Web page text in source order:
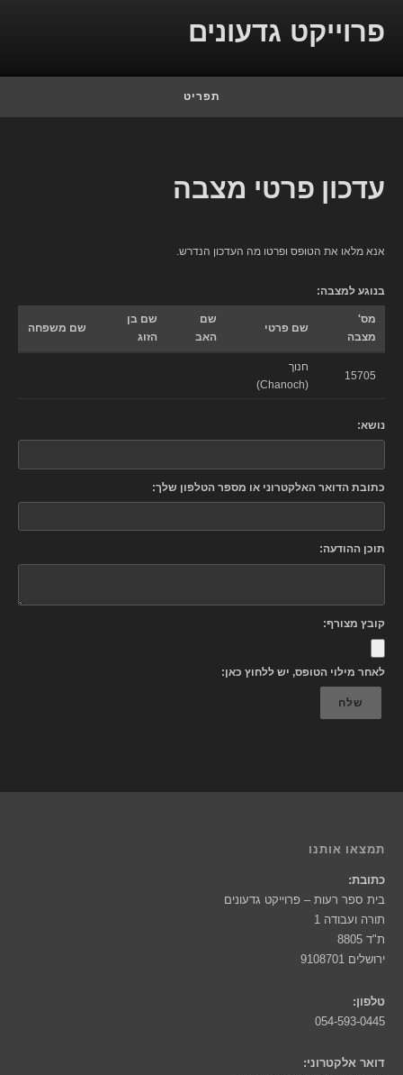
פרוייקט גדעונים
תפריט
עדכון פרטי מצבה
אנא מלאו את הטופס ופרטו מה העדכון הנדרש.
בנוגע למצבה:
מס'
מצבה
שם פרטי
שם
האב
שם בן
הזוג
שם משפחה
15705
חנוך
(Chanoch)
נושא:
כתובת הדואר האלקטרוני או מספר הטלפון שלך:
תוכן ההודעה:
קובץ מצורף:
לאחר מילוי הטופס, יש ללחוץ כאן:
שלח
תמצאו אותנו
כתובת:
בית ספר רעות – פרוייקט גדעונים
תורה ועבודה 1
ת"ד 8805
ירושלים 9108701
טלפון:
054-593-0445
דואר אלקטרוני: